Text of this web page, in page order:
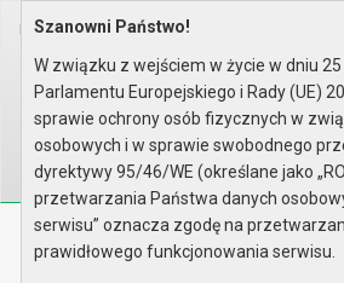
Home Organy Rada Miejska
Posiedzenie z dnia 24.04.2019
Lista
AAA
Biuletyn
Urząd Miasta i
Szanowni Państwo!
W związku z wejściem w życie w dniu
Parlamentu Europejskiego i Rady (UE)
sprawie ochrony osób fizycznych w
osobowych i w sprawie swobodnego
dyrektywy 95/46/WE (określane jako
przetwarzania Państwa danych
serwisu” oznacza zgodę na
prawidłowego funkcjonowania serwisu.